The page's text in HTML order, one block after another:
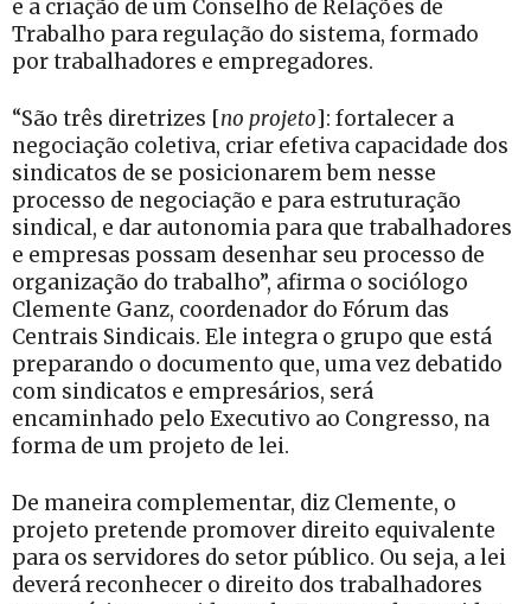
e a criação de um Conselho de Relações de
Trabalho para regulação do sistema, formado
por trabalhadores e empregadores.
“São três diretrizes [no projeto]: fortalecer a
negociação coletiva, criar efetiva capacidade dos
sindicatos de se posicionarem bem nesse
processo de negociação e para estruturação
sindical, e dar autonomia para que trabalhadores
e empresas possam desenhar seu processo de
organização do trabalho”, afirma o sociólogo
Clemente Ganz, coordenador do Fórum das
Centrais Sindicais. Ele integra o grupo que está
preparando o documento que, uma vez debatido
com sindicatos e empresários, será
encaminhado pelo Executivo ao Congresso, na
forma de um projeto de lei.
De maneira complementar, diz Clemente, o
projeto pretende promover direito equivalente
para os servidores do setor público. Ou seja, a lei
deverá reconhecer o direito dos trabalhadores